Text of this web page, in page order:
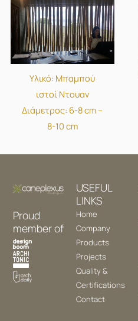
Υλικό: Μπαμπού
ιστοί Ντουαν
Διάμετρος: 6-8 cm –
8-10 cm
Proud
member of
USEFUL
LINKS
Home
Company
Products
Projects
Quality &
Certifications
Contact